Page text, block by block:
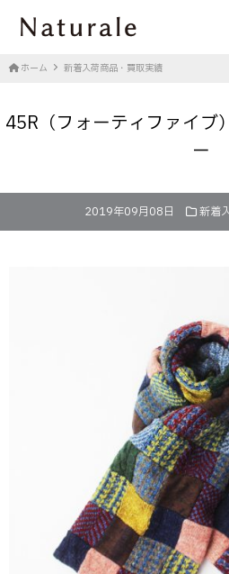
ホーム 新着入荷商品・買取実績
45R（フォーティファイブ
ー
2019年09月08日 新着